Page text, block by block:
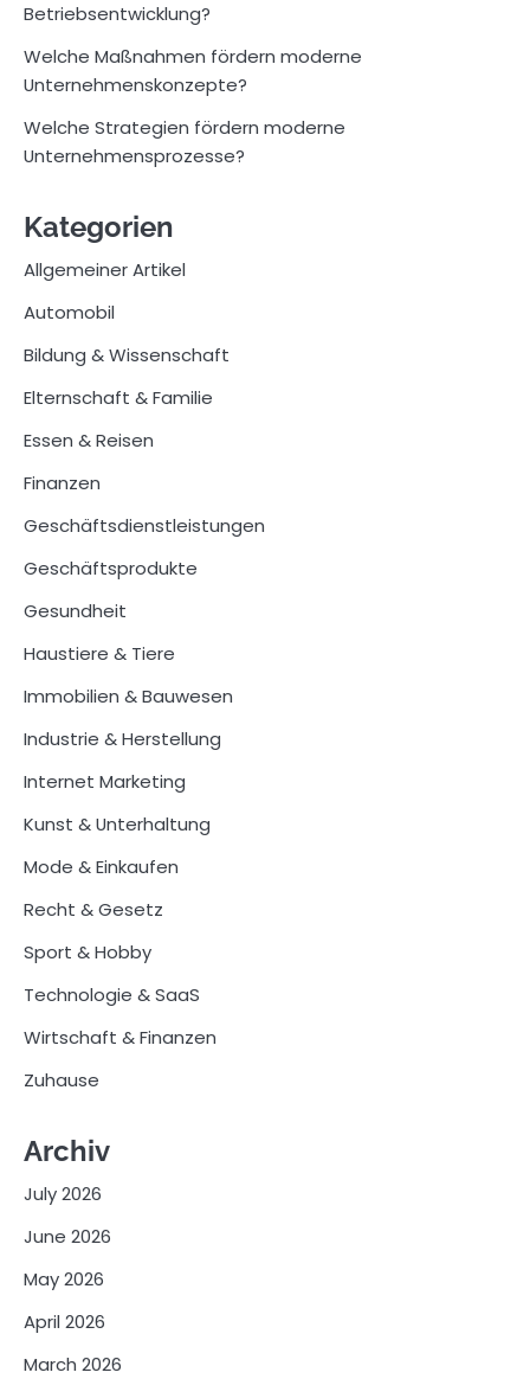
Betriebsentwicklung?
Welche Maßnahmen fördern moderne
Unternehmenskonzepte?
Welche Strategien fördern moderne
Unternehmensprozesse?
Kategorien
Allgemeiner Artikel
Automobil
Bildung & Wissenschaft
Elternschaft & Familie
Essen & Reisen
Finanzen
Geschäftsdienstleistungen
Geschäftsprodukte
Gesundheit
Haustiere & Tiere
Immobilien & Bauwesen
Industrie & Herstellung
Internet Marketing
Kunst & Unterhaltung
Mode & Einkaufen
Recht & Gesetz
Sport & Hobby
Technologie & SaaS
Wirtschaft & Finanzen
Zuhause
Archiv
July 2026
June 2026
May 2026
April 2026
March 2026